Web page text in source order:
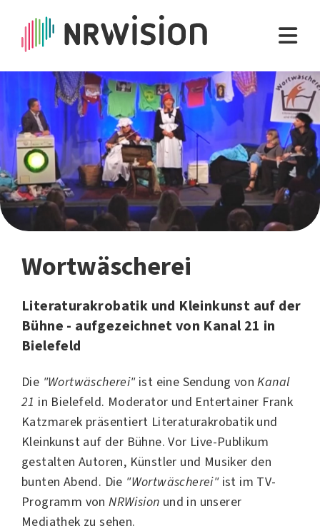
Wortwäscherei
Literaturakrobatik und Kleinkunst auf der
Bühne - aufgezeichnet von Kanal 21 in
Bielefeld
Die "Wortwäscherei"ist eine Sendung vonKanal
21 in Bielefeld. Moderator und Entertainer Frank
Katzmarek präsentiert Literaturakrobatik und
Kleinkunst auf der Bühne. Vor Live-Publikum
gestalten Autoren, Künstler und Musiker den
bunten Abend. Die "Wortwäscherei"ist im TV-
Programm vonNRWision und in unserer
Mediathek zu sehen.